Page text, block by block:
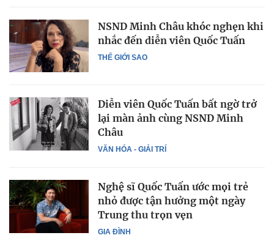
THẾ GIỚI SAO
NSND Minh Châu khóc nghẹn khi
nhắc đến diễn viên Quốc Tuấn
VĂN HÓA - GIẢI TRÍ
Diễn viên Quốc Tuấn bất ngờ trở
lại màn ảnh cùng NSND Minh
Châu
GIA ĐÌNH
Nghệ sĩ Quốc Tuấn ước mọi trẻ
nhỏ được tận hưởng một ngày
Trung thu trọn vẹn